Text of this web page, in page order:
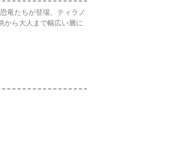
竜たちが登場。ティラノ
から大人まで幅広い層に